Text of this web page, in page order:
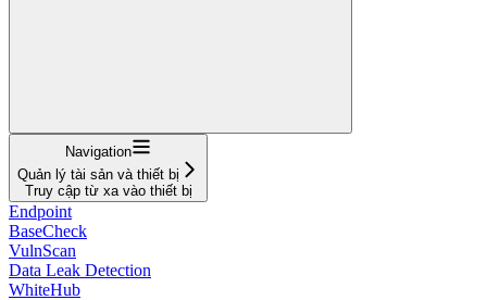
Navigation
Quản lý tài sản và thiết bị
Truy cập từ xa vào thiết bị
Endpoint
BaseCheck
VulnScan
Data Leak Detection
WhiteHub